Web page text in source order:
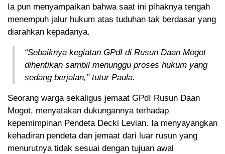
Ia pun menyampaikan bahwa saat ini pihaknya tengah
menempuh jalur hukum atas tuduhan tak berdasar yang
diarahkan kepadanya.
“Sebaiknya kegiatan GPdI di Rusun Daan Mogot
dihentikan sambil menunggu proses hukum yang
sedang berjalan,” tutur Paula.
Seorang warga sekaligus jemaat GPdI Rusun Daan
Mogot, menyatakan dukungannya terhadap
kepemimpinan Pendeta Decki Levian. Ia menyayangkan
kehadiran pendeta dan jemaat dari luar rusun yang
menurutnya tidak sesuai dengan tujuan awal